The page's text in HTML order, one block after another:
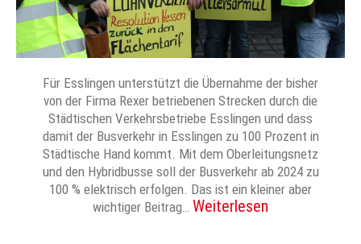
Für Esslingen unterstützt die Übernahme der bisher
von der Firma Rexer betriebenen Strecken durch die
Städtischen Verkehrsbetriebe Esslingen und dass
damit der Busverkehr in Esslingen zu 100 Prozent in
Städtische Hand kommt. Mit dem Oberleitungsnetz
und den Hybridbusse soll der Busverkehr ab 2024 zu
100 % elektrisch erfolgen. Das ist ein kleiner aber
wichtiger Beitrag… Weiterlesen